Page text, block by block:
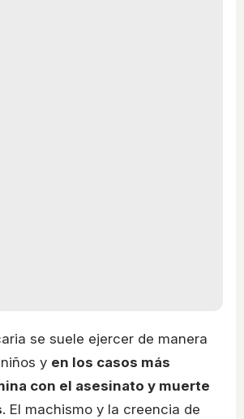
se suele ejercer de manera
y en los casos más
con el asesinato y muerte
. El machismo y la creencia de